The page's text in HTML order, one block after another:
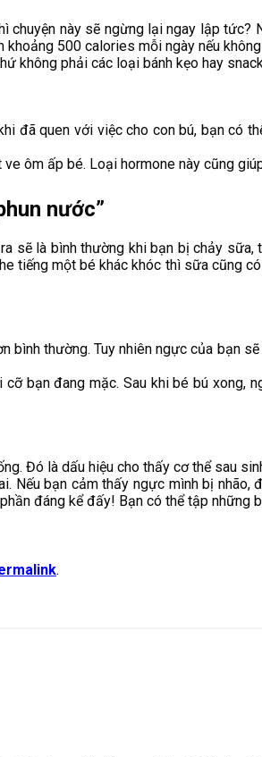
chuyện này sẽ ngừng lại ngay lập
500 calories mỗi ngày nếu
không phải các loại bánh kẹo hay
đã quen với việc cho con bú, bạn có
ôm ấp bé. Loại hormone này cũng
nước”
sẽ là bình thường khi bạn bị chảy
tiếng một bé khác khóc thì sữa cũng
bình thường. Tuy nhiên ngực của bạn
bạn đang mặc. Sau khi bé bú xong,
Đó là dấu hiệu cho thấy cơ thể sau
Nếu bạn cảm thấy ngực mình bị
đáng kể đấy! Bạn có thể tập những
.